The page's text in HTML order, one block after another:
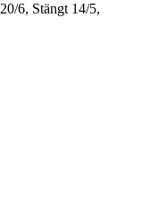
20/6, Stängt 14/5,